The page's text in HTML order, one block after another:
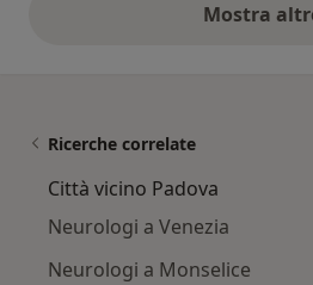
Mostra
Ricerche correlate
Città vicino Padova
Neurologi a Venezia
Neurologi a Monselice